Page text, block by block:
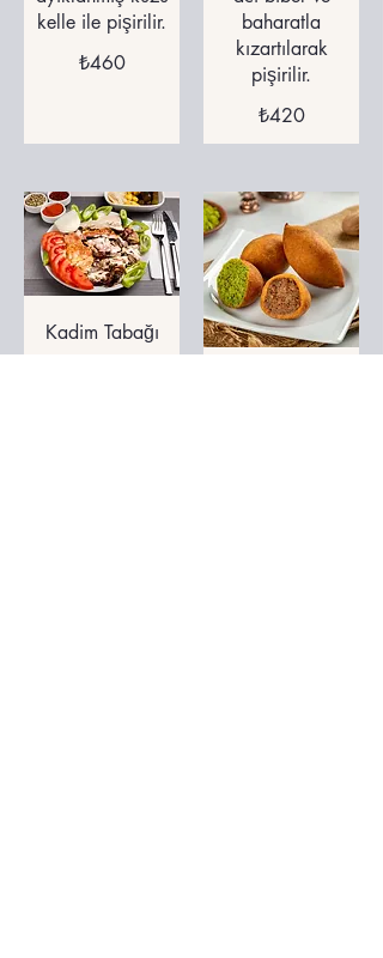
kelle ile pişirilir.
₺460
baharatla
kızartılarak
pişirilir.
₺420
Kadim Tabağı